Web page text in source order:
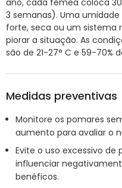
ano, cada fêmea coloca
3 semanas). Uma
forte, seca ou um sistema
piorar a situação. As
são de 21-27° C e 59-70%
Medidas preventivas
Monitore os pomares
aumento para avaliar o
Evite o uso excessivo de
influenciar
benéficos.